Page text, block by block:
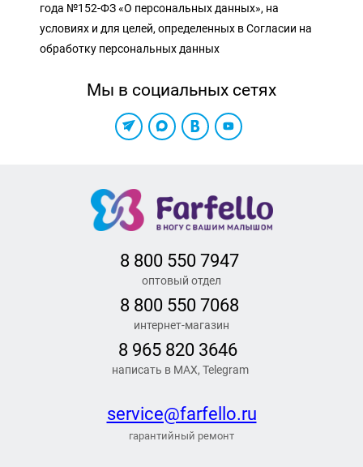
года №152-ФЗ «О персональных данных», на
условиях и для целей, определенных в Согласии на
обработку персональных данных
Мы в социальных сетях
8 800 550 7947
оптовый отдел
8 800 550 7068
интернет-магазин
8 965 820 3646
написать в MAX, Telegram
service@farfello.ru
гарантийный ремонт